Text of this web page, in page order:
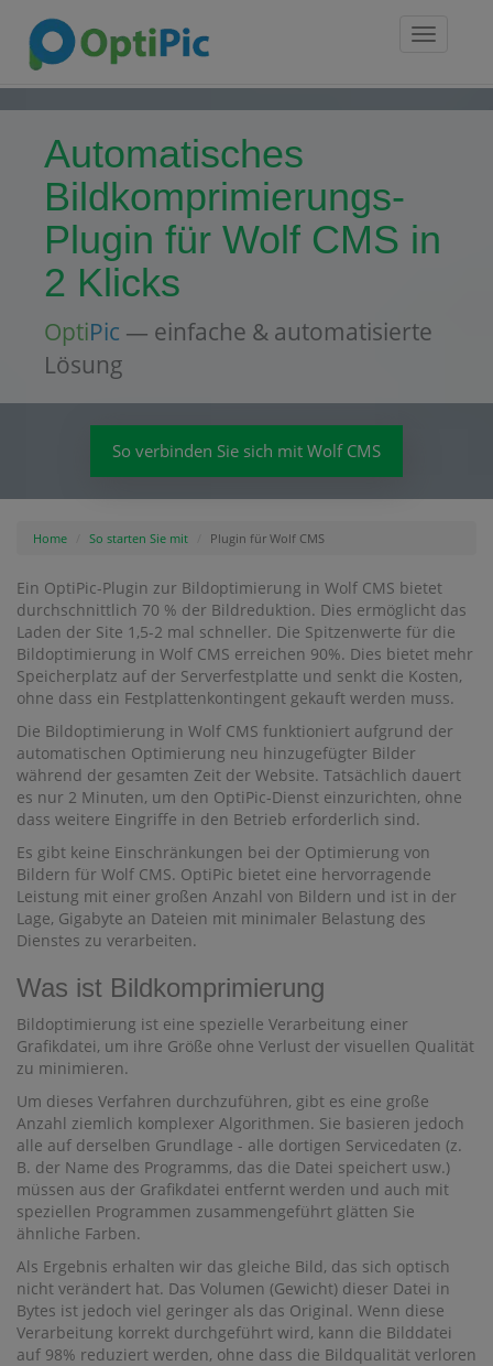
Toggle
Automatisches
Bildkomprimierungs-
Plugin für Wolf CMS in
2 Klicks
OptiPic — einfache & automatisierte
Lösung
So verbinden Sie sich mit Wolf CMS
Home So starten Sie mit Plugin für Wolf CMS
Ein OptiPic-Plugin zur Bildoptimierung in Wolf CMS bietet
durchschnittlich 70 % der Bildreduktion. Dies ermöglicht das
Laden der Site 1,5-2 mal schneller. Die Spitzenwerte für die
Bildoptimierung in Wolf CMS erreichen 90%. Dies bietet mehr
Speicherplatz auf der Serverfestplatte und senkt die Kosten,
ohne dass ein Festplattenkontingent gekauft werden muss.
Die Bildoptimierung in Wolf CMS funktioniert aufgrund der
automatischen Optimierung neu hinzugefügter Bilder
während der gesamten Zeit der Website. Tatsächlich dauert
es nur 2 Minuten, um den OptiPic-Dienst einzurichten, ohne
dass weitere Eingriffe in den Betrieb erforderlich sind.
Es gibt keine Einschränkungen bei der Optimierung von
Bildern für Wolf CMS. OptiPic bietet eine hervorragende
Leistung mit einer großen Anzahl von Bildern und ist in der
Lage, Gigabyte an Dateien mit minimaler Belastung des
Dienstes zu verarbeiten.
Was ist Bildkomprimierung
Bildoptimierung ist eine spezielle Verarbeitung einer
Grafikdatei, um ihre Größe ohne Verlust der visuellen Qualität
zu minimieren.
Um dieses Verfahren durchzuführen, gibt es eine große
Anzahl ziemlich komplexer Algorithmen. Sie basieren jedoch
alle auf derselben Grundlage - alle dortigen Servicedaten (z.
B. der Name des Programms, das die Datei speichert usw.)
müssen aus der Grafikdatei entfernt werden und auch mit
speziellen Programmen zusammengeführt glätten Sie
ähnliche Farben.
Als Ergebnis erhalten wir das gleiche Bild, das sich optisch
nicht verändert hat. Das Volumen (Gewicht) dieser Datei in
Bytes ist jedoch viel geringer als das Original. Wenn diese
Verarbeitung korrekt durchgeführt wird, kann die Bilddatei
auf 98% reduziert werden, ohne dass die Bildqualität verloren